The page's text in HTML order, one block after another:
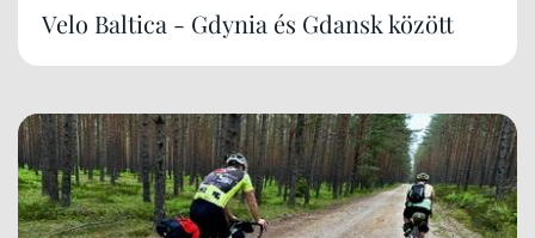
Velo Baltica - Gdynia és Gdansk között